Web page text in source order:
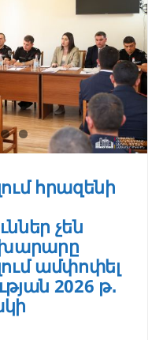
հրազենի
չեն
ամփոփել
2026 թ․